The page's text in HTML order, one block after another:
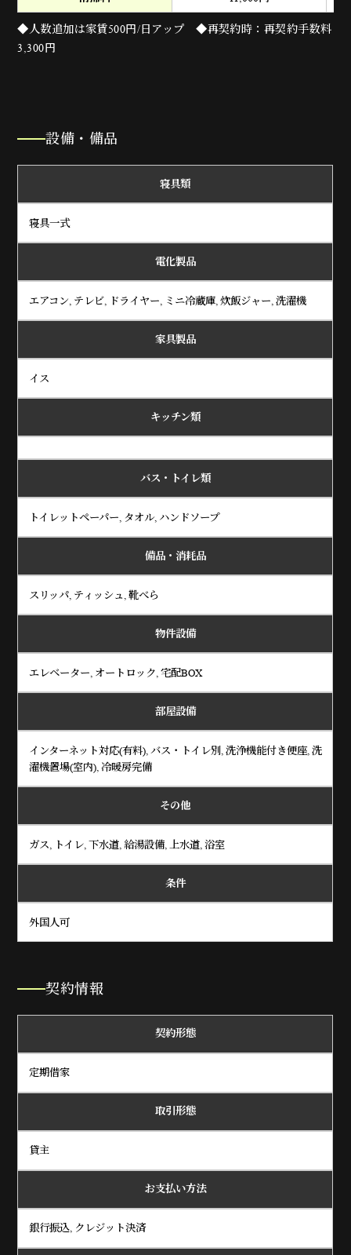
◆人数追加は家賃500円/日アップ ◆再契約時：再契約手数料
3,300円
設備・備品
寝具類
寝具一式
電化製品
エアコン, テレビ, ドライヤー, ミニ冷蔵庫, 炊飯ジャー, 洗濯機
家具製品
イス
キッチン類
バス・トイレ類
トイレットペーパー, タオル, ハンドソープ
備品・消耗品
スリッパ, ティッシュ, 靴べら
物件設備
エレベーター, オートロック, 宅配BOX
部屋設備
インターネット対応(有料), バス・トイレ別, 洗浄機能付き便座, 洗
濯機置場(室内), 冷暖房完備
その他
ガス, トイレ, 下水道, 給湯設備, 上水道, 浴室
条件
外国人可
契約情報
契約形態
定期借家
取引形態
貸主
お支払い方法
銀行振込, クレジット決済